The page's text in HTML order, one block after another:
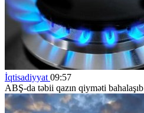
İqtisadiyyat 09:57
ABŞ-da təbii qazın qiyməti bahalaşıb